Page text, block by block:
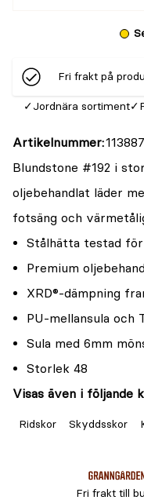
Fri frakt på
Jordnära sortiment
Artikelnummer
Blundstone #192 i
oljebehandlat läder
fotsäng och
Stålhätta testad för
Premium
XRD®-dämpning
PU-mellansula och
Sula med 6mm
Storlek 48
Visas även i följande
Ridskor Skyddsskor
Fri frakt till